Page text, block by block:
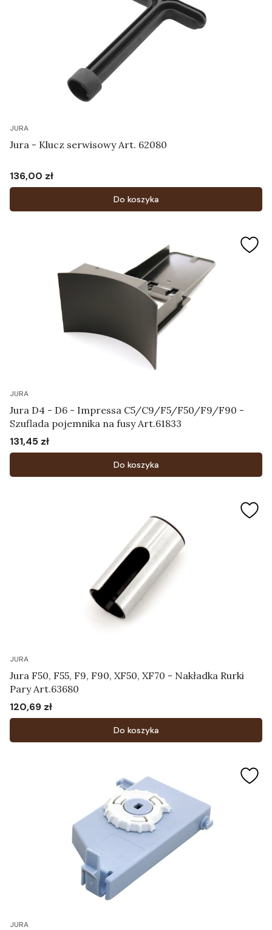
JURA
Jura - Klucz serwisowy Art. 62080
Cena
136,00 zł
Do koszyka
JURA
Jura D4 - D6 - Impressa C5/C9/F5/F50/F9/F90 -
Szuflada pojemnika na fusy Art.61833
Cena
131,45 zł
Do koszyka
JURA
Jura F50, F55, F9, F90, XF50, XF70 - Nakładka Rurki
Pary Art.63680
Cena
120,69 zł
Do koszyka
JURA